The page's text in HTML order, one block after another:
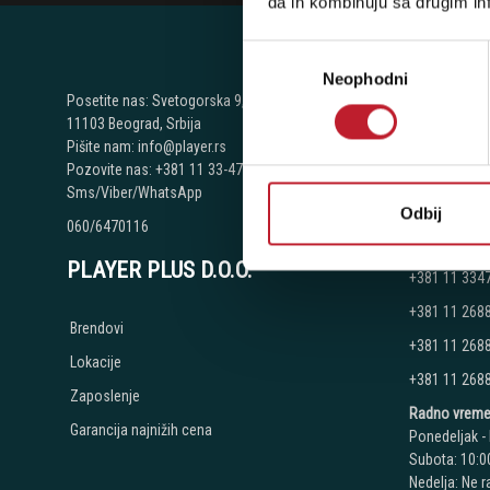
сагласностиNeophodni
Odbij
Posetite nas: Svetogorska 9,
11103 Beograd, Srbija
Pišite nam: info@player.rs
Pozovite nas: +381 11 33-47-615
Sms/Viber/WhatsApp
060/6470116
NAŠE
+381 11 3347
+381 11
+381 11
+381 11
+381 11
+381 11
Radno
Ponedeljak -
Subota:
Nedelja: Ne
PLAYER PLUS D.O.O.
Brendovi
Lokacije
Zaposlenje
Garancija najnižih cena